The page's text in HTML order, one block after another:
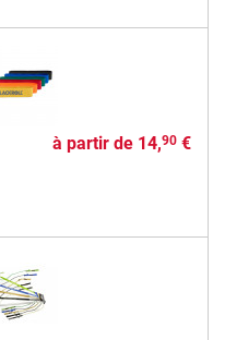
à partir de 14,90€